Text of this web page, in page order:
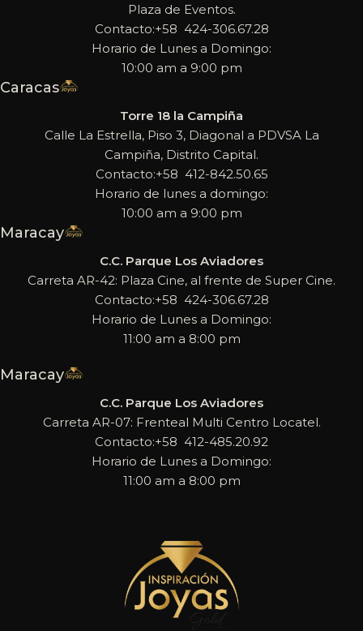
Plaza de Eventos.
Contacto:+58 424-306.67.28
Horario de Lunes a Domingo:
10:00 am a 9:00 pm
Caracas
Torre 18 la Campiña
Calle La Estrella, Piso 3, Diagonal a PDVSA La
Campiña, Distrito Capital.
Contacto:+58 412-842.50.65
Horario de lunes a domingo:
10:00 am a 9:00 pm
Maracay
C.C. Parque Los Aviadores
Carreta AR-42: Plaza Cine, al frente de Super Cine.
Contacto:+58 424-306.67.28
Horario de Lunes a Domingo:
11:00 am a 8:00 pm
Maracay
C.C. Parque Los Aviadores
Carreta AR-07: Frenteal Multi Centro Locatel.
Contacto:+58 412-485.20.92
Horario de Lunes a Domingo:
11:00 am a 8:00 pm